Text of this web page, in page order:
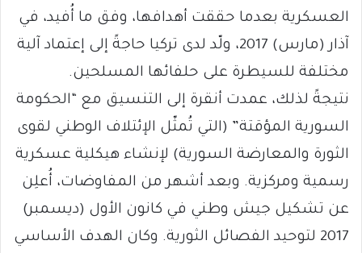
العسكرية بعدما حققت أهدافها، وفق ما أُفيد، في
آذار (مارس) 2017، ولّد لدى تركيا حاجةً إلى إعتماد آلية
مختلفة للسيطرة على حلفائها المسلحين.
نتيجةً لذلك، عمدت أنقرة إلى التنسيق مع “الحكومة
السورية المؤقتة” (التي تُمثّل الإئتلاف الوطني لقوى
الثورة والمعارضة السورية) لإنشاء هيكلية عسكرية
رسمية ومركزية. وبعد أشهر من المفاوضات، أُعلِن
عن تشكيل جيش وطني في كانون الأول (ديسمبر)
2017 لتوحيد الفصائل الثورية. وكان الهدف الأساسي